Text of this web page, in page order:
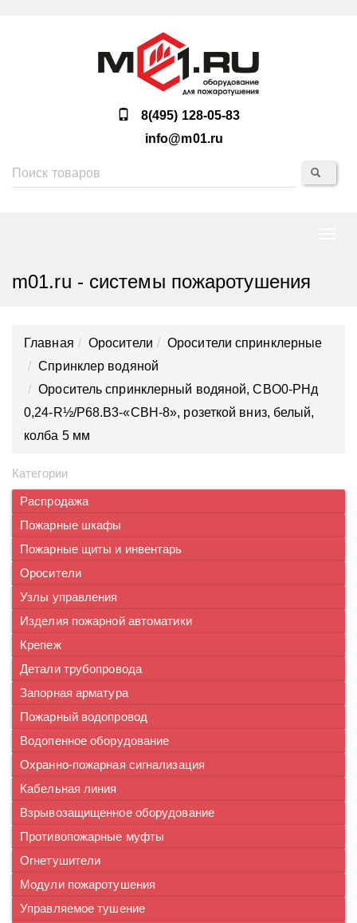
8(495) 128-05-83
info@m01.ru
m01.ru - системы пожаротушения
Главная Оросители
Оросители спринклерные
Спринклер водяной
Ороситель спринклерный водяной, CBO0-PНд
0,24-R½/P68.B3-«CBН-8», розеткой вниз, белый,
колба 5 мм
Категории
Распродажа
Пожарные шкафы
Пожарные щиты и инвентарь
Оросители
Узлы управления
Изделия пожарной автоматики
Крепеж
Детали трубопровода
Запорная арматура
Пожарный водопровод
Водопенное оборудование
Охранно-пожарная сигнализация
Кабельная линия
Взрывозащищенное оборудование
Противопожарные муфты
Огнетушители
Модули пожаротушения
Управляемое тушение